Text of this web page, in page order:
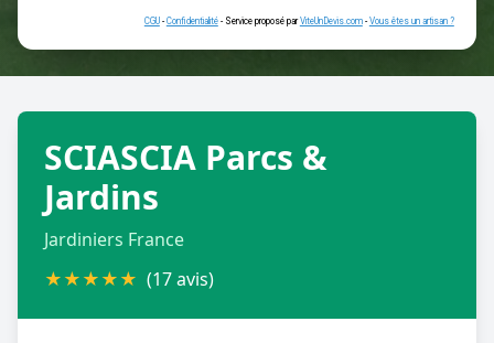
Retour à la liste des métiers
SCIASCIA Parcs &
Jardins
Jardiniers France
★★★★★ (17 avis)